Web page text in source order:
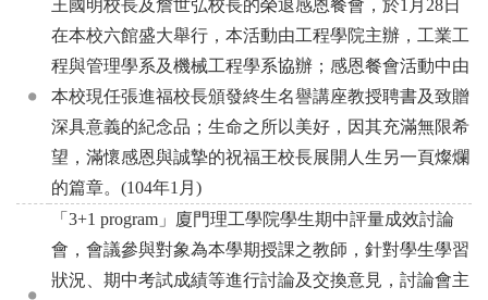
王國明校長及詹世弘校長的榮退感恩餐會，於1月28日
在本校六館盛大舉行，本活動由工程學院主辦，工業工
程與管理學系及機械工程學系協辦；感恩餐會活動中由
本校現任張進福校長頒發終生名譽講座教授聘書及致贈
深具意義的紀念品；生命之所以美好，因其充滿無限希
望，滿懷感恩與誠摯的祝福王校長展開人生另一頁燦爛
的篇章。(104年1月)
「3+1 program」廈門理工學院學生期中評量成效討論
會，會議參與對象為本學期授課之教師，針對學生學習
狀況、期中考試成績等進行討論及交換意見，討論會主